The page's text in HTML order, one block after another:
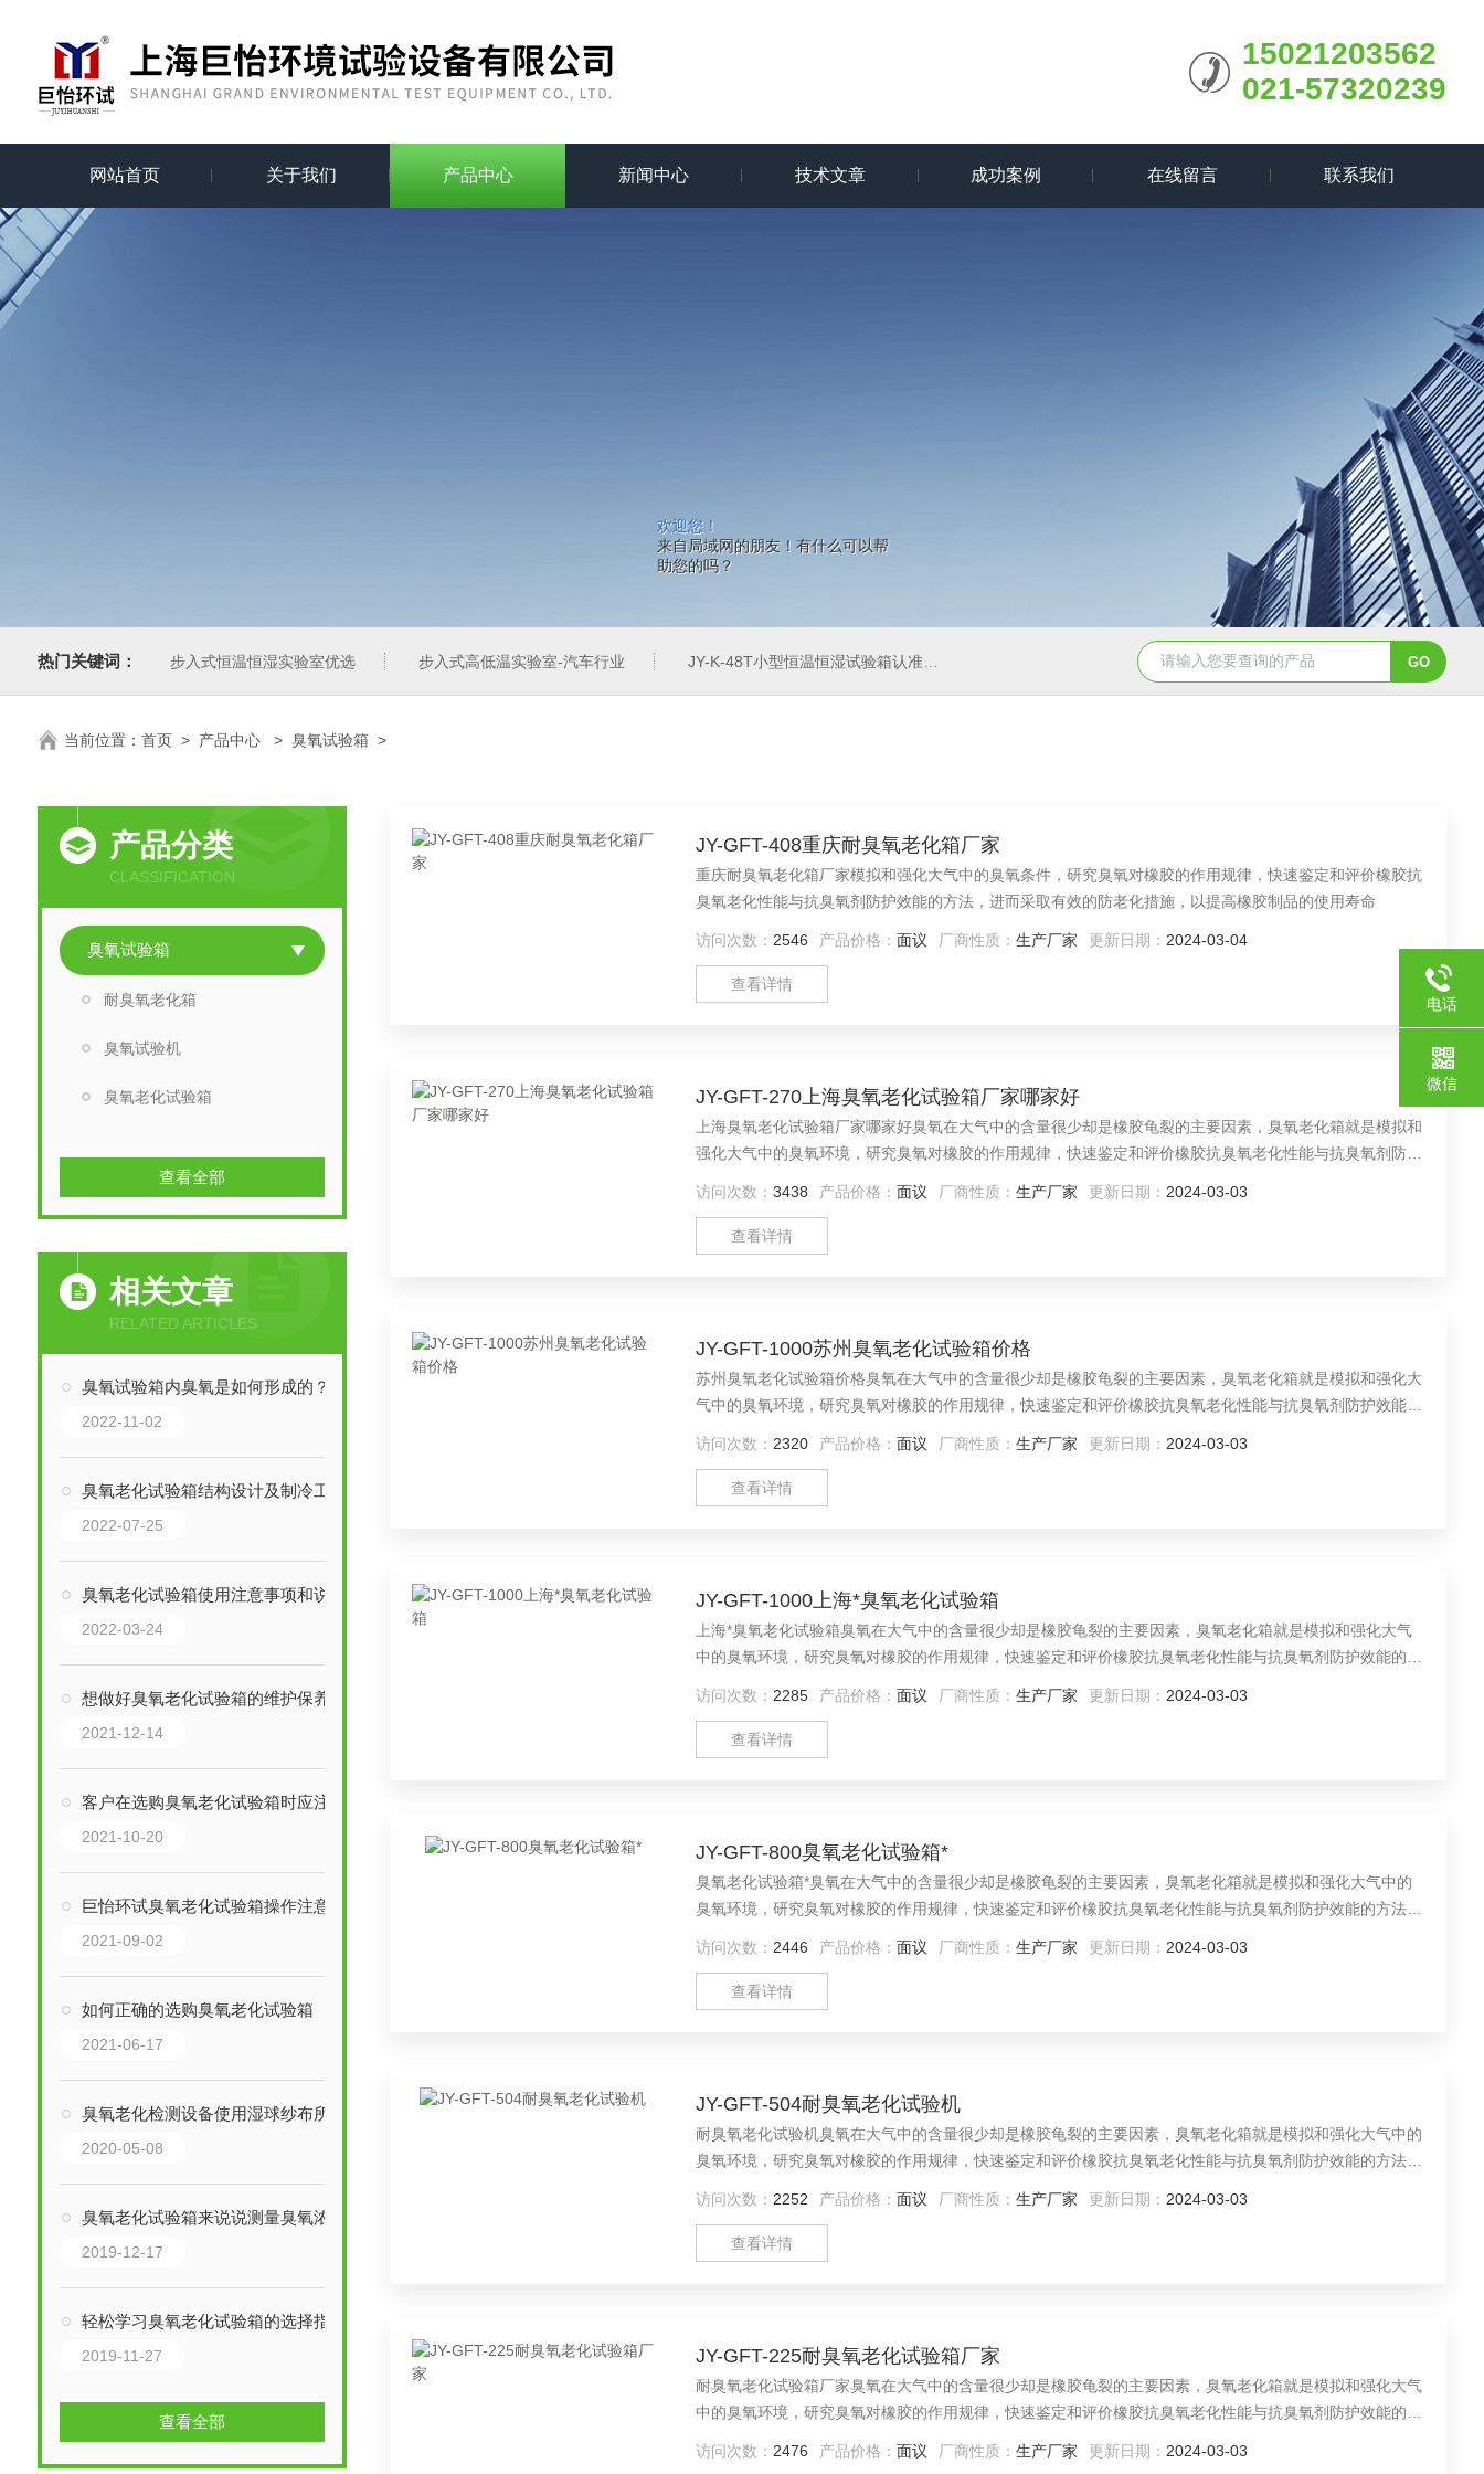
欢迎您！
来自局域网的朋友！有什么可以帮
助您的吗？
15021203562
021-57320239
网站首页 关于我们 产品中心 新闻中心 技术文章 成功案例 在线留言 联系我们
热门关键词： 步入式恒温恒湿实验室优选 步入式高低温实验室-汽车行业 JY-K-48T小型恒温恒湿试验箱认准巨怡环试 JY-K-48T小型恒温恒湿试验箱半导体行业专用 JY-K-
当前位置： 首页> 产品中心 > 臭氧试验箱 >
产品分类
CLASSIFICATION
臭氧试验箱
耐臭氧老化箱
臭氧试验机
臭氧老化试验箱
查看全部
相关文章
RELATED ARTICLES
臭氧试验箱内臭氧是如何形成的？
2022-11-02
臭氧老化试验箱结构设计及制冷工作的原理
2022-07-25
臭氧老化试验箱使用注意事项和说明
2022-03-24
想做好臭氧老化试验箱的维护保养工作，按以下方法操作就对了
2021-12-14
客户在选购臭氧老化试验箱时应注意以下几个因素
2021-10-20
巨怡环试臭氧老化试验箱操作注意事项
2021-09-02
如何正确的选购臭氧老化试验箱
2021-06-17
臭氧老化检测设备使用湿球纱布所需要注意的问题
2020-05-08
臭氧老化试验箱来说说测量臭氧浓度的方式有哪些
2019-12-17
轻松学习臭氧老化试验箱的选择指南
2019-11-27
查看全部
JY-GFT-408重庆耐臭氧老化箱厂家
重庆耐臭氧老化箱厂家模拟和强化大气中的臭氧条件，研究臭氧对橡胶的作用规律，快速鉴定和评价橡胶抗
臭氧老化性能与抗臭氧剂防护效能的方法，进而采取有效的防老化措施，以提高橡胶制品的使用寿命
访问次数： 2546 产品价格： 面议 厂商性质： 生产厂家 更新日期： 2024-03-04
查看详情
JY-GFT-270上海臭氧老化试验箱厂家哪家好
上海臭氧老化试验箱厂家哪家好臭氧在大气中的含量很少却是橡胶龟裂的主要因素，臭氧老化箱就是模拟和
强化大气中的臭氧环境，研究臭氧对橡胶的作用规律，快速鉴定和评价橡胶抗臭氧老化性能与抗臭氧剂防护
访问次数： 3438 产品价格： 面议 厂商性质： 生产厂家 更新日期： 2024-03-03
查看详情
JY-GFT-1000苏州臭氧老化试验箱价格
苏州臭氧老化试验箱价格臭氧在大气中的含量很少却是橡胶龟裂的主要因素，臭氧老化箱就是模拟和强化大
气中的臭氧环境，研究臭氧对橡胶的作用规律，快速鉴定和评价橡胶抗臭氧老化性能与抗臭氧剂防护效能的
访问次数： 2320 产品价格： 面议 厂商性质： 生产厂家 更新日期： 2024-03-03
查看详情
JY-GFT-1000上海*臭氧老化试验箱
上海*臭氧老化试验箱臭氧在大气中的含量很少却是橡胶龟裂的主要因素，臭氧老化箱就是模拟和强化大气
中的臭氧环境，研究臭氧对橡胶的作用规律，快速鉴定和评价橡胶抗臭氧老化性能与抗臭氧剂防护效能的方
访问次数： 2285 产品价格： 面议 厂商性质： 生产厂家 更新日期： 2024-03-03
查看详情
JY-GFT-800臭氧老化试验箱*
臭氧老化试验箱*臭氧在大气中的含量很少却是橡胶龟裂的主要因素，臭氧老化箱就是模拟和强化大气中的
臭氧环境，研究臭氧对橡胶的作用规律，快速鉴定和评价橡胶抗臭氧老化性能与抗臭氧剂防护效能的方法，
访问次数： 2446 产品价格： 面议 厂商性质： 生产厂家 更新日期： 2024-03-03
查看详情
JY-GFT-504耐臭氧老化试验机
耐臭氧老化试验机臭氧在大气中的含量很少却是橡胶龟裂的主要因素，臭氧老化箱就是模拟和强化大气中的
臭氧环境，研究臭氧对橡胶的作用规律，快速鉴定和评价橡胶抗臭氧老化性能与抗臭氧剂防护效能的方法，
访问次数： 2252 产品价格： 面议 厂商性质： 生产厂家 更新日期： 2024-03-03
查看详情
JY-GFT-225耐臭氧老化试验箱厂家
耐臭氧老化试验箱厂家臭氧在大气中的含量很少却是橡胶龟裂的主要因素，臭氧老化箱就是模拟和强化大气
中的臭氧环境，研究臭氧对橡胶的作用规律，快速鉴定和评价橡胶抗臭氧老化性能与抗臭氧剂防护效能的方
访问次数： 2476 产品价格： 面议 厂商性质： 生产厂家 更新日期： 2024-03-03
电话
微信